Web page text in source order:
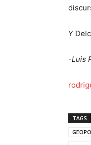
Y
-Luis
TAGS